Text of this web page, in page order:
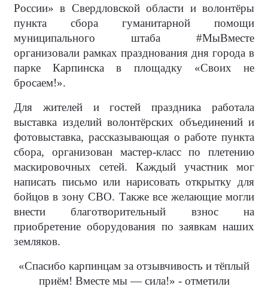
России» в Свердловской области и волонтёры
пункта сбора гуманитарной помощи
муниципального штаба #МыВместе
организовали рамках празднования дня города в
парке Карпинска в площадку «Своих не
бросаем!».
Для жителей и гостей праздника работала
выставка изделий волонтёрских объединений и
фотовыставка, рассказывающая о работе пункта
сбора, организован мастер-класс по плетению
маскировочных сетей. Каждый участник мог
написать письмо или нарисовать открытку для
бойцов в зону СВО. Также все желающие могли
внести благотворительный взнос на
приобретение оборудования по заявкам наших
земляков.
«Спасибо карпинцам за отзывчивость и тёплый
приём! Вместе мы — сила!» - отметили